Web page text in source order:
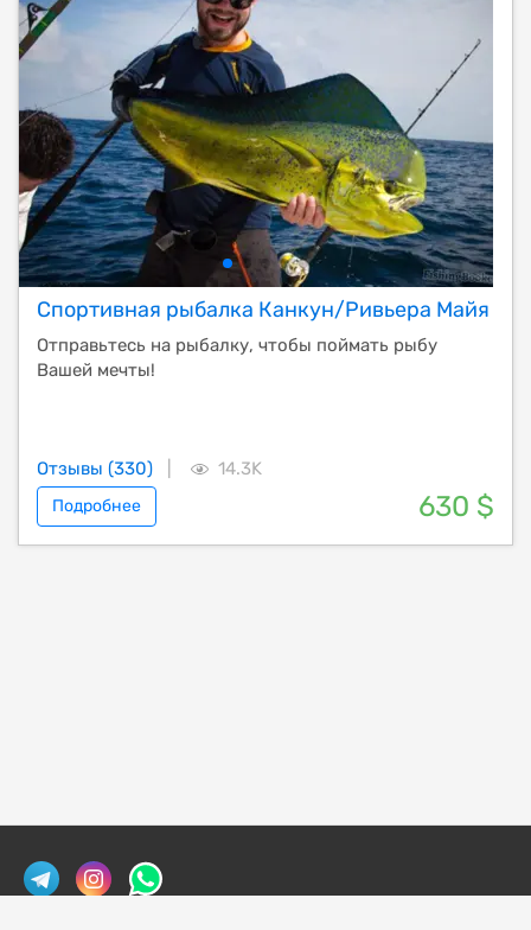
Спортивная рыбалка Канкун/Ривьера Майя
Отправьтесь на рыбалку, чтобы поймать рыбу
Вашей мечты!
Отзывы (330) 14.3K
Подробнее 630 $